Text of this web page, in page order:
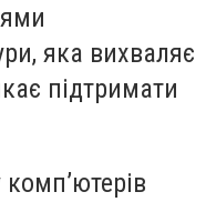
яка вихваляє
підтримати